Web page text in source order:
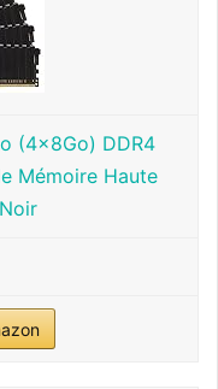
(4x8Go) DDR4
Mémoire Haute